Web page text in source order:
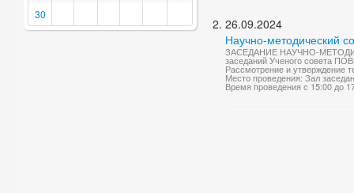
30
26.09.2024
Научно-методический
ЗАСЕДАНИЕ НАУЧНО-
заседаний Ученого совета
Рассмотрение и утверждение
Место проведения: Зал
Время проведения с 15:00 до